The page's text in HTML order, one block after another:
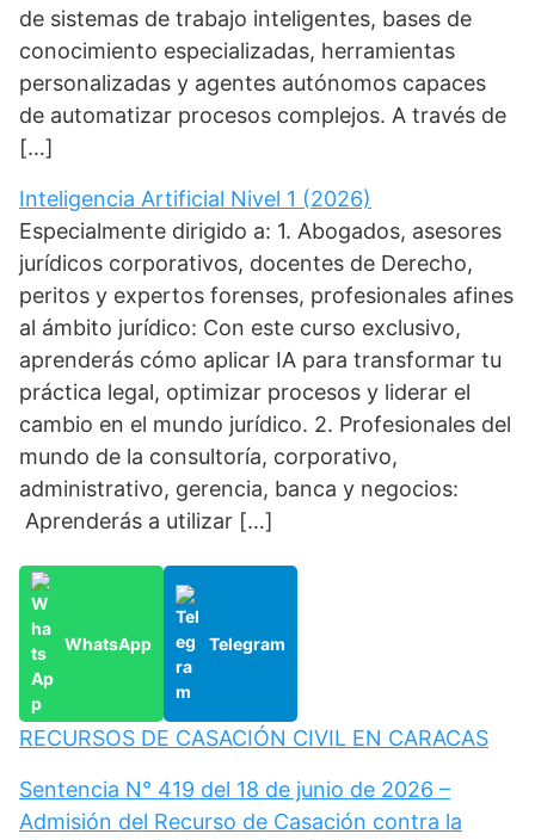
de sistemas de trabajo inteligentes, bases de
conocimiento especializadas, herramientas
personalizadas y agentes autónomos capaces
de automatizar procesos complejos. A través de
[…]
Inteligencia Artificial Nivel 1 (2026)
Especialmente dirigido a: 1. Abogados, asesores
jurídicos corporativos, docentes de Derecho,
peritos y expertos forenses, profesionales afines
al ámbito jurídico: Con este curso exclusivo,
aprenderás cómo aplicar IA para transformar tu
práctica legal, optimizar procesos y liderar el
cambio en el mundo jurídico. 2. Profesionales del
mundo de la consultoría, corporativo,
administrativo, gerencia, banca y negocios:
Aprenderás a utilizar […]
WhatsApp Telegram
RECURSOS DE CASACIÓN CIVIL EN CARACAS
Sentencia N° 419 del 18 de junio de 2026 –
Admisión del Recurso de Casación contra la